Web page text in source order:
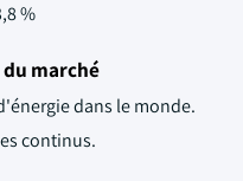
%
marché
dans le monde.
continus.